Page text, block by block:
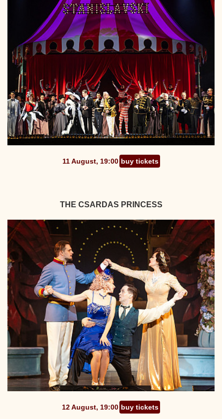
11 August, 19:00 buy tickets
THE CSARDAS PRINCESS
12 August, 19:00 buy tickets